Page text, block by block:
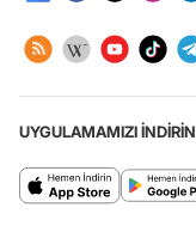
UYGULAMAMIZI İNDİRİN